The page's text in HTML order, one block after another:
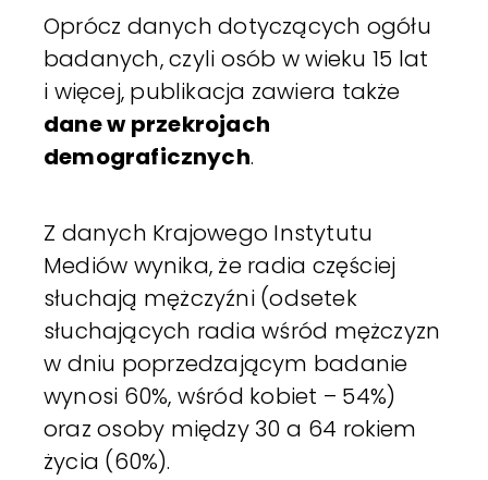
Oprócz danych dotyczących ogółu
badanych, czyli osób w wieku 15 lat
i więcej, publikacja zawiera także
dane w przekrojach
demograficznych.
Z danych Krajowego Instytutu
Mediów wynika, że radia częściej
słuchają mężczyźni (odsetek
słuchających radia wśród mężczyzn
w dniu poprzedzającym badanie
wynosi 60%, wśród kobiet – 54%)
oraz osoby między 30 a 64 rokiem
życia (60%).